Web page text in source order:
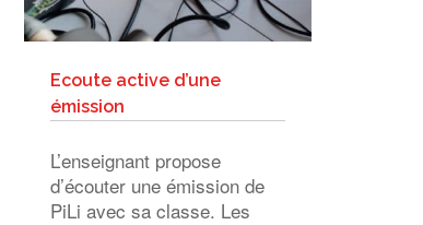
Ecoute active d’une
émission
L’enseignant propose
d’écouter une émission de
PiLi avec sa classe. Les